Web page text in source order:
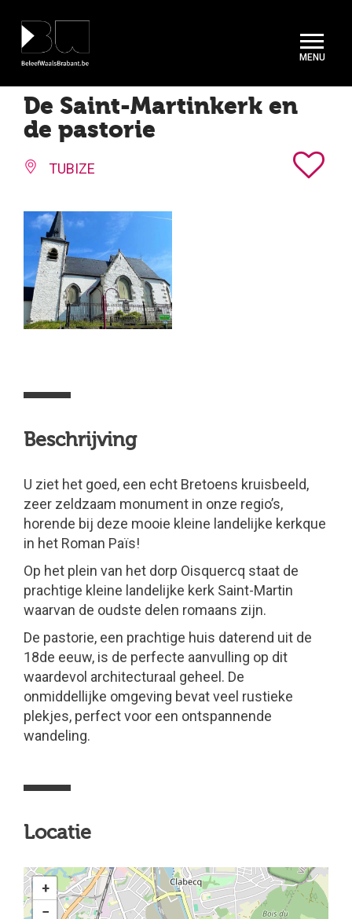
De Saint-Martinkerk en
de pastorie
TUBIZE
Beschrijving
U ziet het goed, een echt Bretoens kruisbeeld,
zeer zeldzaam monument in onze regio’s,
horende bij deze mooie kleine landelijke kerkque
in het Roman Païs!
Op het plein van het dorp Oisquercq staat de
prachtige kleine landelijke kerk Saint-Martin
waarvan de oudste delen romaans zijn.
De pastorie, een prachtige huis daterend uit de
18de eeuw, is de perfecte aanvulling op dit
waardevol architecturaal geheel. De
onmiddellijke omgeving bevat veel rustieke
plekjes, perfect voor een ontspannende
wandeling.
Locatie
+
−